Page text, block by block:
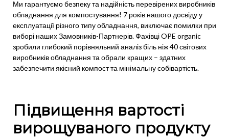
Ми гарантуємо безпеку та надійність перевірених виробників
обладнання для компостування! 7 років нашого досвіду у
експлуатації різного типу обладнання, виключає помилки при
виборі наших Замовників-Партнерів. Фахівці OPE organic
зробили глибокий порівняльний аналіз біль ніж 40 світових
виробників обладнання та обрали кращих – здатних
забезпечити якісний компост та мінімальну собівартість.
Підвищення вартості
вирощуваного продукту